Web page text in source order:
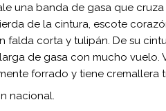
una banda de gasa que cruza
de la cintura, escote
falda corta y tulipán. De su
de gasa con mucho vuelo.
forrado y tiene cremallera
nacional.